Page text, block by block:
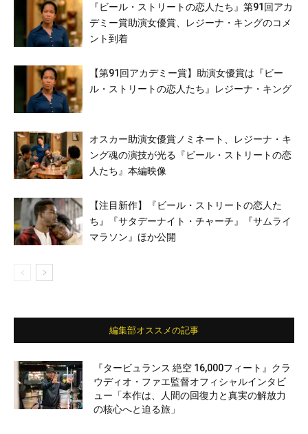
『ビール・ストリートの恋人たち』第91回アカ
デミー賞助演女優賞、レジーナ・キングのコメ
ント到着
【第91回アカデミー賞】助演女優賞は『ビー
ル・ストリートの恋人たち』レジーナ・キング
オスカー助演女優賞ノミネート、レジーナ・キ
ング魂の演技が光る『ビール・ストリートの恋
人たち』本編映像
【注目新作】『ビール・ストリートの恋人た
ち』『サタデーナイト・チャーチ』『サムライ
マラソン』ほか公開
編集部オススメの記事
『タービュランス 絶空 16,000フィート』クラ
ウディオ・ファエ監督オフィシャルインタビ
ュー「本作は、人間の回復力と真実の解放力
の核心へと迫る旅」